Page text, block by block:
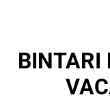
BINTARI